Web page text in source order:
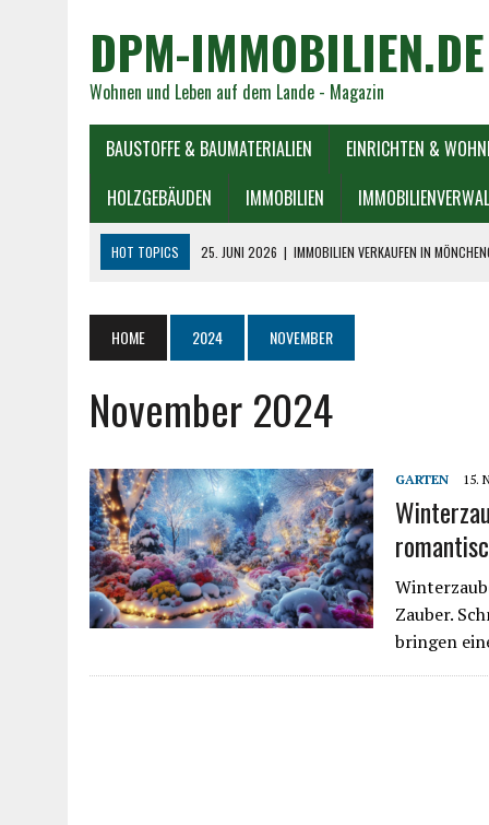
DPM-IMMOBILIEN.DE
Wohnen und Leben auf dem Lande - Magazin
BAUSTOFFE & BAUMATERIALIEN EINRICHTEN &
HOLZGEBÄUDEN
IMMOBILIEN
HOT TOPICS 25. JUNI 2026 | IMMOBILIEN VERKAUFEN IN
25. MAI 2026 | REGIONALMESSE HAUS & GARTEN MITTELRHEIN
4. AUGUST 2026
IMMOBILIENKAUF: WORAUF KÄUFER WIRKLICH
HOME 2024 NOVEMBER
November 2024
GARTEN 15.
Zauber.
bringen